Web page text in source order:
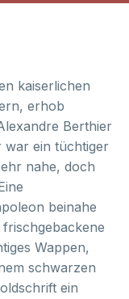
kaiserlichen
erhob
Berthier
war ein tüchtiger
nahe, doch
beinahe
Wappen,
schwarzen
ein